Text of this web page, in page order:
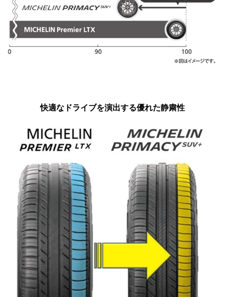
快適なドライブを演出する優れた静粛性